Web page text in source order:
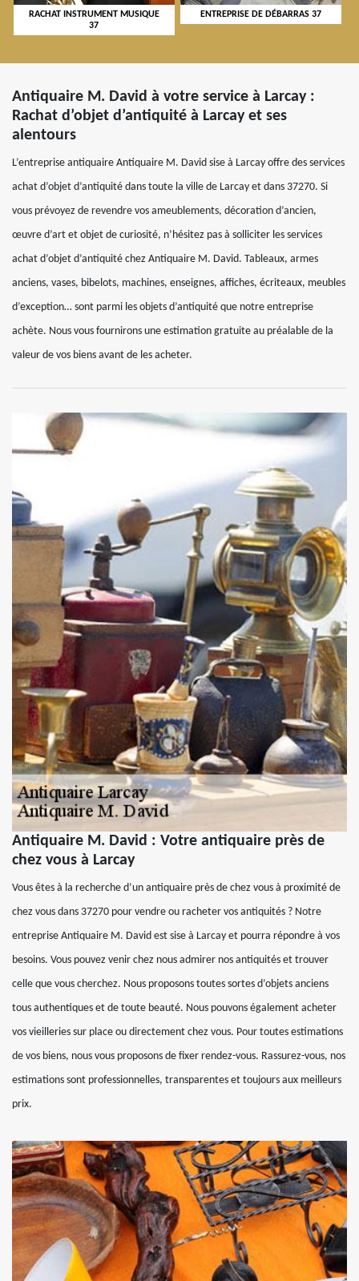
RACHAT INSTRUMENT MUSIQUE
37
ENTREPRISE DE DÉBARRAS 37
Antiquaire M. David à votre service à Larcay :
Rachat d’objet d’antiquité à Larcay et ses
alentours
L’entreprise antiquaire Antiquaire M. David sise à Larcay offre des services
achat d’objet d’antiquité dans toute la ville de Larcay et dans 37270. Si
vous prévoyez de revendre vos ameublements, décoration d’ancien,
œuvre d’art et objet de curiosité, n’hésitez pas à solliciter les services
achat d’objet d’antiquité chez Antiquaire M. David. Tableaux, armes
anciens, vases, bibelots, machines, enseignes, affiches, écriteaux, meubles
d’exception… sont parmi les objets d’antiquité que notre entreprise
achète. Nous vous fournirons une estimation gratuite au préalable de la
valeur de vos biens avant de les acheter.
Antiquaire M. David : Votre antiquaire près de
chez vous à Larcay
Vous êtes à la recherche d’un antiquaire près de chez vous à proximité de
chez vous dans 37270 pour vendre ou racheter vos antiquités ? Notre
entreprise Antiquaire M. David est sise à Larcay et pourra répondre à vos
besoins. Vous pouvez venir chez nous admirer nos antiquités et trouver
celle que vous cherchez. Nous proposons toutes sortes d’objets anciens
tous authentiques et de toute beauté. Nous pouvons également acheter
vos vieilleries sur place ou directement chez vous. Pour toutes estimations
de vos biens, nous vous proposons de fixer rendez-vous. Rassurez-vous, nos
estimations sont professionnelles, transparentes et toujours aux meilleurs
prix.